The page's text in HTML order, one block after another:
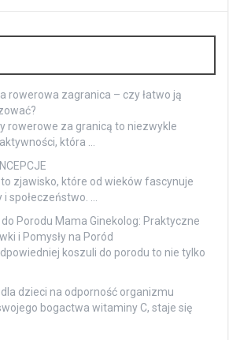
rowerowa zagranica – czy łatwo ją
rowerowe za granicą to niezwykle
która …
zjawisko, które od wieków fascynuje
i społeczeństwo. …
do Porodu Mama Ginekolog: Praktyczne
i Pomysły na Poród
koszuli do porodu to nie tylko
dzieci na odporność organizmu
bogactwa witaminy C, staje się